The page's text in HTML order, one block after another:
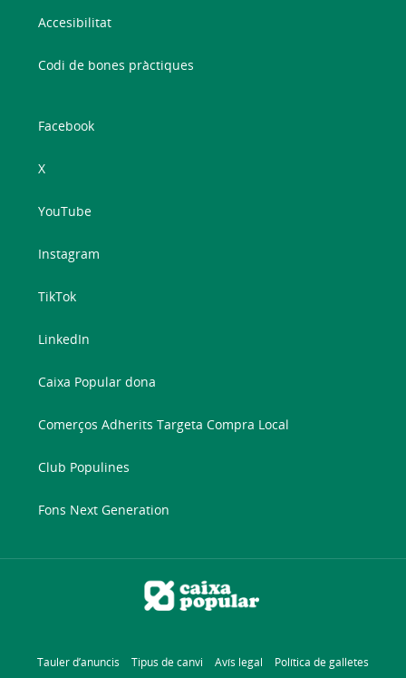
Accesibilitat
Codi de bones pràctiques
Facebook
X
YouTube
Instagram
TikTok
LinkedIn
Caixa Popular dona
Comerços Adherits Targeta Compra Local
Club Populines
Fons Next Generation
Tauler d’anuncis Tipus de canvi Avís legal Política de galletes